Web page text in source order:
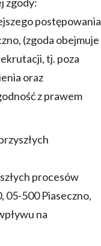
postępowania
(zgoda obejmuje
tj. poza
oraz
z prawem
procesów
05-500 Piaseczno,
na